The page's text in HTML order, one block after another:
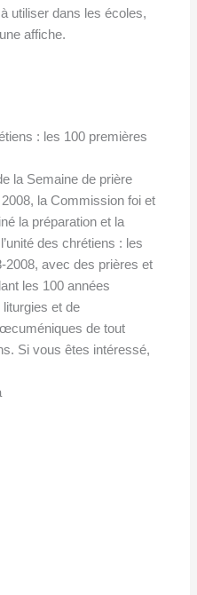
utiliser dans les écoles,
affiche.
: les 100 premières
la Semaine de prière
la Commission foi et
la préparation et la
des chrétiens : les
2008, avec des prières et
les 100 années
et de
de tout
Si vous êtes intéressé,